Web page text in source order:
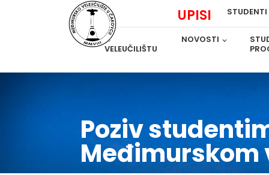
UPISI STUDENTI
O
VELEUČILIŠTU
NOVOSTI
Poziv
Međimurskom